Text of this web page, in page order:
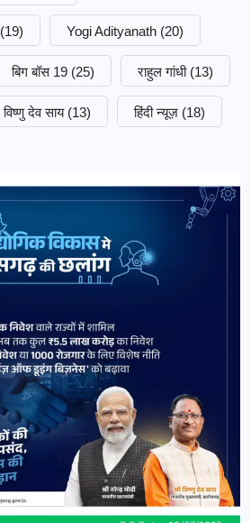
(19) Yogi Adityanath (20)
बिग बॉस 19 (25) राहुल गांधी (13)
विष्णु देव साय (13) हिंदी न्यूज़ (18)